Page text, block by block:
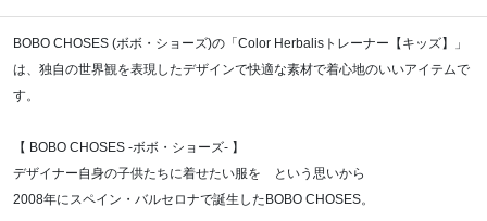
BOBO CHOSES (ボボ・ショーズ)の「Color Herbalisトレーナー【キッズ】」
は、独自の世界観を表現したデザインで快適な素材で着心地のいいアイテムで
す。
【 BOBO CHOSES -ボボ・ショーズ- 】
デザイナー自身の子供たちに着せたい服を という思いから
2008年にスペイン・バルセロナで誕生したBOBO CHOSES。